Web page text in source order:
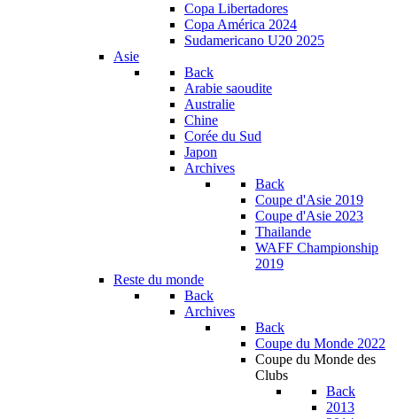
Copa Libertadores
Copa América 2024
Sudamericano U20 2025
Asie
Back
Arabie saoudite
Australie
Chine
Corée du Sud
Japon
Archives
Back
Coupe d'Asie 2019
Coupe d'Asie 2023
Thailande
WAFF Championship
2019
Reste du monde
Back
Archives
Back
Coupe du Monde 2022
Coupe du Monde des
Clubs
Back
2013